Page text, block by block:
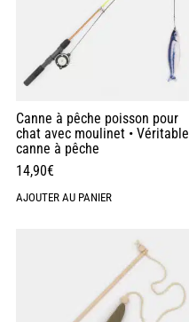
Canne à pêche poisson pour
chat avec moulinet • Véritable
canne à pêche
14,90€
AJOUTER AU PANIER